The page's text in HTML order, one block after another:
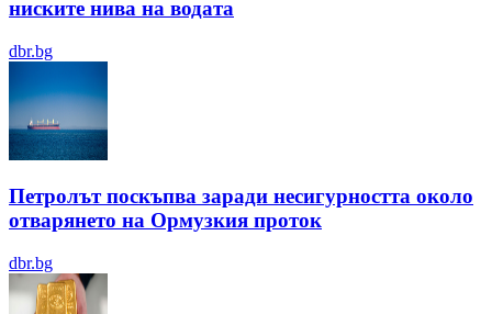
ниските нива на водата
dbr.bg
Петролът поскъпва заради несигурността около
отварянето на Ормузкия проток
dbr.bg